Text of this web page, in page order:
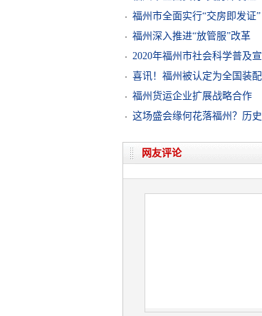
福州市全面实行“交房即发证”
福州深入推进“放管服”改革
2020年福州市社会科学普及
喜讯！福州被认定为全国装
福州货运企业扩展战略合作
这场盛会缘何花落福州？历
网友评论